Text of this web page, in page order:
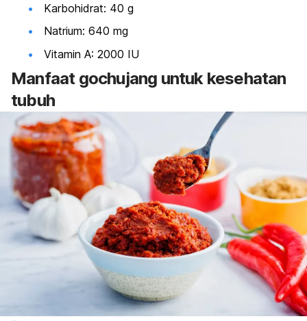
Karbohidrat: 40 g
Natrium: 640 mg
Vitamin A: 2000 IU
Manfaat gochujang untuk kesehatan
tubuh